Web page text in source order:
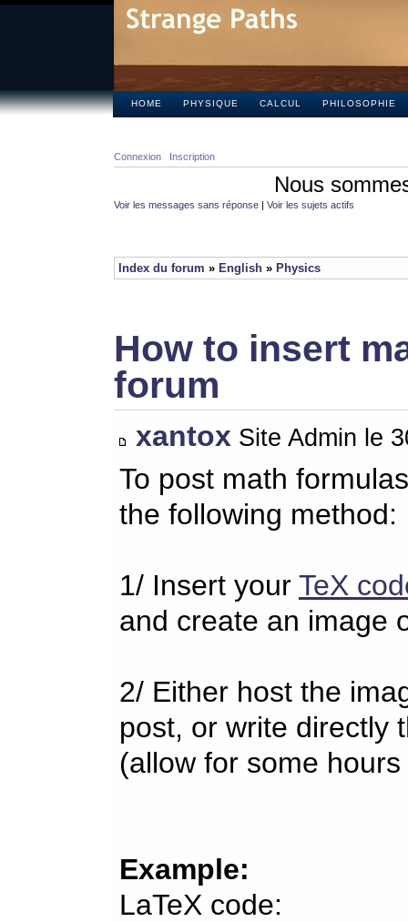
HOME PHYSIQUE CALCUL PHILOSOPHIE
Connexion Inscription
Nous
Voir les messages sans réponse | Voir les sujets actifs
Index du forum » English » Physics
How to insert
forum
xantox Site Admin le
To post math
the following method:
1/ Insert your TeX
and create an image
2/ Either host the
post, or write directly
(allow for some
Example:
LaTeX code: